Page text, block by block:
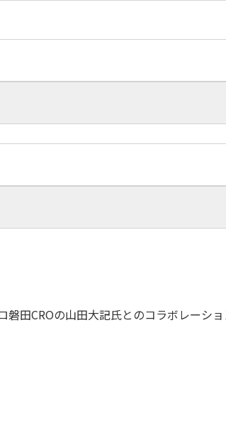
田CROの山田大記氏とのコラボレーショ